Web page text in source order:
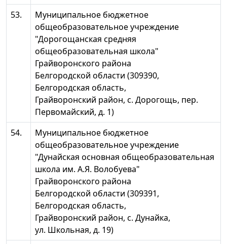
53.
Муниципальное бюджетное
общеобразовательное учреждение
"Дорогощанская средняя
общеобразовательная школа"
Грайворонского района
Белгородской области (309390,
Белгородская область,
Грайворонский район, с. Дорогощь, пер.
Первомайский, д. 1)
54.
Муниципальное бюджетное
общеобразовательное учреждение
"Дунайская основная общеобразовательная
школа им. А.Я. Волобуева"
Грайворонского района
Белгородской области (309391,
Белгородская область,
Грайворонский район, с. Дунайка,
ул. Школьная, д. 19)